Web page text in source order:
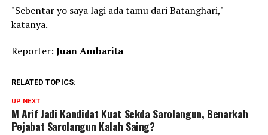
"Sebentar yo saya lagi ada tamu dari Batanghari,"
katanya.
Reporter: Juan Ambarita
RELATED TOPICS:
UP NEXT
M Arif Jadi Kandidat Kuat Sekda Sarolangun, Benarkah
Pejabat Sarolangun Kalah Saing?